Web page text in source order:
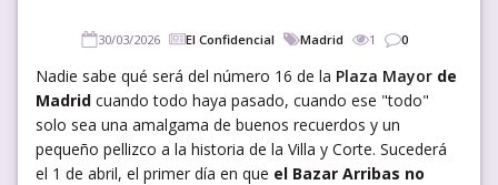
30/03/2026 El Confidencial Madrid 1 0
Nadie sabe qué será del número 16 de la Plaza Mayor de
Madrid cuando todo haya pasado, cuando ese "todo"
solo sea una amalgama de buenos recuerdos y un
pequeño pellizco a la historia de la Villa y Corte. Sucederá
el 1 de abril, el primer día en que el Bazar Arribas no